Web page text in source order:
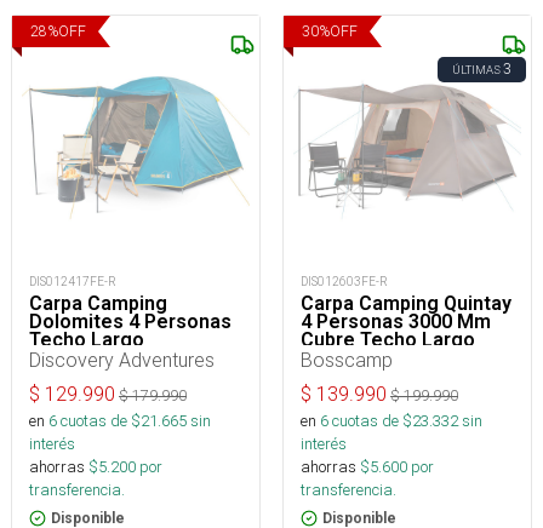
28%OFF
DIS012417FE-R
Carpa Camping
Dolomites 4 Personas
Techo Largo
Discovery Adventures
$ 129.990 $179.990
en 6cuotas de $21.665sin
interés
ahorras $5.200 por
transferencia.
Disponible
30%OFF
ÚLTIMAS3
DIS012603FE-R
Carpa Camping Quintay
4 Personas 3000 Mm
Cubre Techo Largo
Bosscamp
$ 139.990 $199.990
en 6cuotas de $23.332sin
interés
ahorras $5.600 por
transferencia.
Disponible